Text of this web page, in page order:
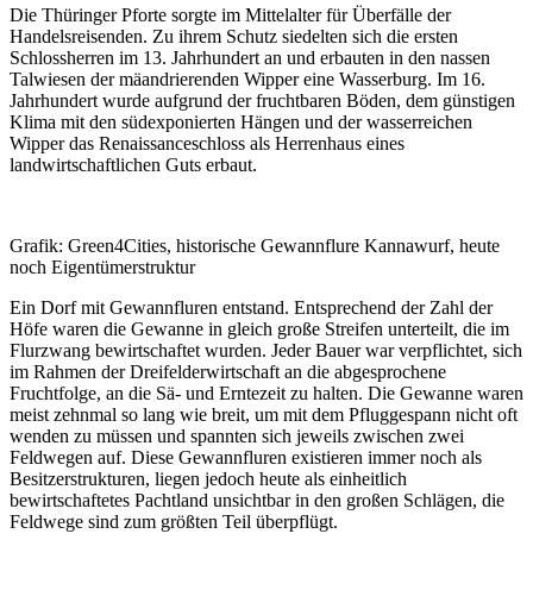
Die Thüringer Pforte sorgte im Mittelalter für Überfälle der
Handelsreisenden. Zu ihrem Schutz siedelten sich die ersten
Schlossherren im 13. Jahrhundert an und erbauten in den nassen
Talwiesen der mäandrierenden Wipper eine Wasserburg. Im 16.
Jahrhundert wurde aufgrund der fruchtbaren Böden, dem günstigen
Klima mit den südexponierten Hängen und der wasserreichen
Wipper das Renaissanceschloss als Herrenhaus eines
landwirtschaftlichen Guts erbaut.
Grafik: Green4Cities, historische Gewannflure Kannawurf, heute
noch Eigentümerstruktur
Ein Dorf mit Gewannfluren entstand. Entsprechend der Zahl der
Höfe waren die Gewanne in gleich große Streifen unterteilt, die im
Flurzwang bewirtschaftet wurden. Jeder Bauer war verpflichtet, sich
im Rahmen der Dreifelderwirtschaft an die abgesprochene
Fruchtfolge, an die Sä- und Erntezeit zu halten. Die Gewanne waren
meist zehnmal so lang wie breit, um mit dem Pfluggespann nicht oft
wenden zu müssen und spannten sich jeweils zwischen zwei
Feldwegen auf. Diese Gewannfluren existieren immer noch als
Besitzerstrukturen, liegen jedoch heute als einheitlich
bewirtschaftetes Pachtland unsichtbar in den großen Schlägen, die
Feldwege sind zum größten Teil überpflügt.